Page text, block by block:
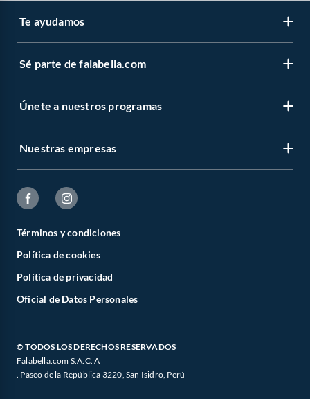
Te ayudamos
Sé parte de falabella.com
Únete a nuestros programas
Nuestras empresas
Términos y condiciones
Política de cookies
Política de privacidad
Oficial de Datos Personales
© TODOS LOS DERECHOS RESERVADOS
Falabella.com S.A.C. A
. Paseo de la República 3220, San Isidro, Perú